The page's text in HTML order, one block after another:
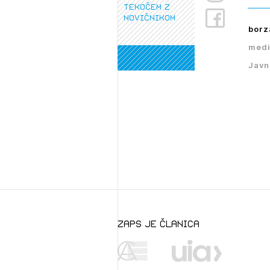
tekočem z
novičnikom
zaps je članica